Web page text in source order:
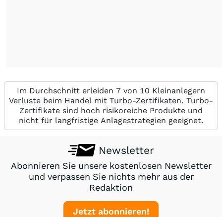
Im Durchschnitt erleiden 7 von 10 Kleinanlegern
Verluste beim Handel mit Turbo-Zertifikaten. Turbo-
Zertifikate sind hoch risikoreiche Produkte und
nicht für langfristige Anlagestrategien geeignet.
Newsletter
Abonnieren Sie unsere kostenlosen Newsletter
und verpassen Sie nichts mehr aus der
Redaktion
Jetzt abonnieren!